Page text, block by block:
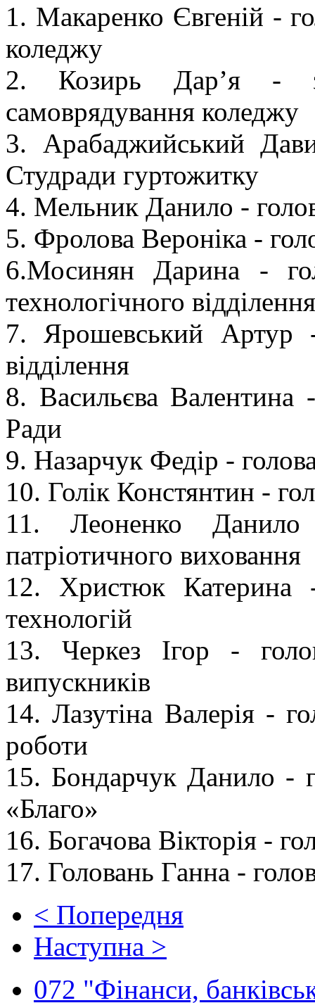
1. Макаренко Євгеній -
коледжу
2. Козирь Дар’я -
самоврядування коледжу
3. Арабаджийський
Студради гуртожитку
4. Мельник Данило -
5. Фролова Вероніка -
6.Мосинян Дарина -
технологічного відділення
7. Ярошевський Артур -
відділення
8. Васильєва Валентина
Ради
9. Назарчук Федір -
10. Голік Констянтин -
11. Леоненко
патріотичного виховання
12. Христюк Катерина
технологій
13. Черкез Ігор -
випускників
14. Лазутіна Валерія -
роботи
15. Бондарчук Данило -
«Благо»
16. Богачова Вікторія -
17. Головань Ганна -
< Попередня
Наступна >
072 "Фінанси,